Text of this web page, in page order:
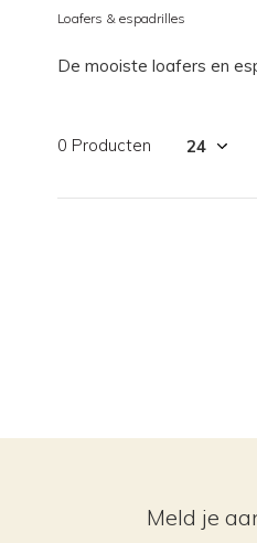
Loafers & espadrilles
De mooiste loafers en
0 Producten
Meld je